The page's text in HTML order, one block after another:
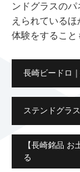
ンドグラスの
えられている
体験をすること
⻑崎ビードロ
ステンドグラ
【⻑崎銘品
る